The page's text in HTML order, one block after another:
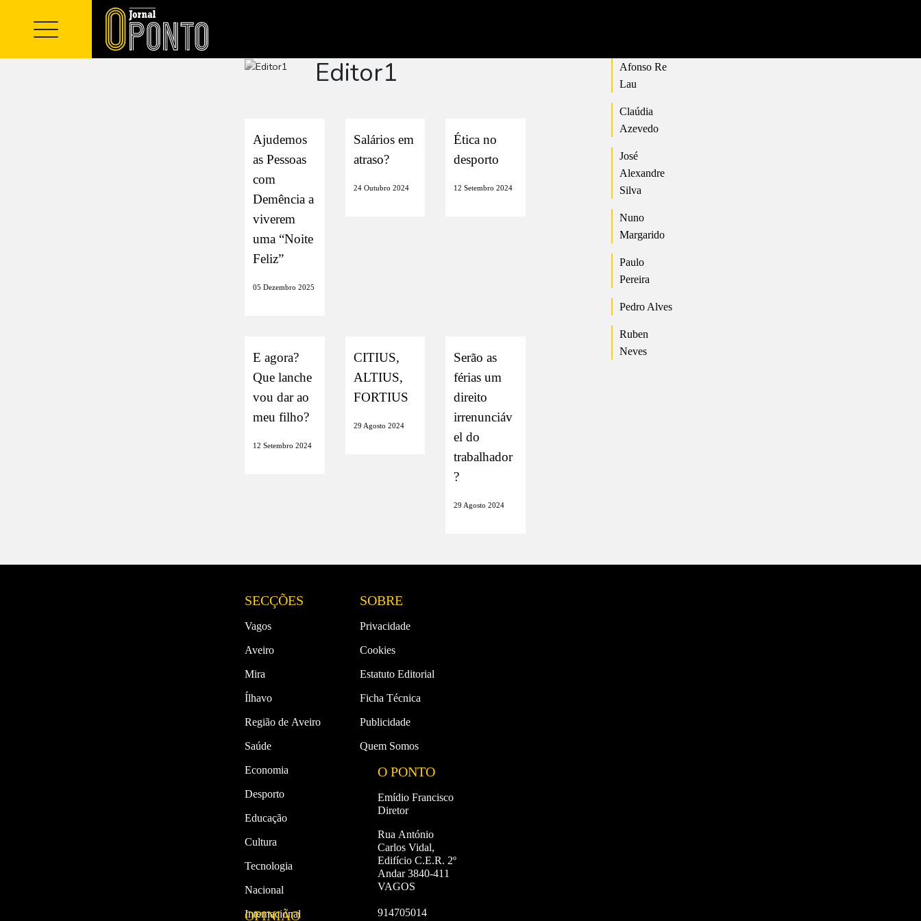
Editor1
Ajudemos
as Pessoas
com
Demência a
viverem
uma “Noite
Feliz”
05 Dezembro 2025
Salários em
atraso?
24 Outubro 2024
Ética no
desporto
12 Setembro 2024
E agora?
Que lanche
vou dar ao
meu filho?
12 Setembro 2024
CITIUS,
ALTIUS,
FORTIUS
29 Agosto 2024
Serão as
férias um
direito
irrenunciáv
el do
trabalhador
?
29 Agosto 2024
Afonso Re
Lau
Claúdia
Azevedo
José
Alexandre
Silva
Nuno
Margarido
Paulo
Pereira
Pedro Alves
Ruben
Neves
SECÇÕES
Vagos
Aveiro
Mira
Ílhavo
Região de Aveiro
Saúde
Economia
Desporto
Educação
Cultura
Tecnologia
Nacional
Internacional
OPINIÃO
SOBRE
Privacidade
Cookies
Estatuto Editorial
Ficha Técnica
Publicidade
Quem Somos
O PONTO
Emídio Francisco
Diretor
Rua António
Carlos Vidal,
Edifício C.E.R. 2º
Andar 3840-411
VAGOS
914705014